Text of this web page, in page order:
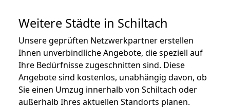
Weitere Städte in Schiltach
Unsere geprüften Netzwerkpartner erstellen
Ihnen unverbindliche Angebote, die speziell auf
Ihre Bedürfnisse zugeschnitten sind. Diese
Angebote sind kostenlos, unabhängig davon, ob
Sie einen Umzug innerhalb von Schiltach oder
außerhalb Ihres aktuellen Standorts planen.